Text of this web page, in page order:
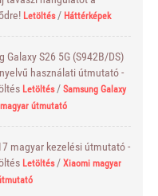
Letöltés/ Háttérképek
Galaxy S26 5G (S942B/DS)
használati útmutató -
Letöltés/ Samsung Galaxy
útmutató
magyar kezelési útmutató -
Letöltés/ Xiaomi magyar